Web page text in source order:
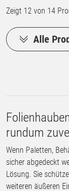
Zeigt 12 von 14
Alle
rundum
Wenn Paletten,
sicher abgedeckt
Lösung. Sie
weiteren äußeren